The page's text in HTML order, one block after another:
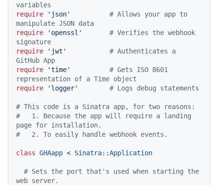
variables
require
'json'
# Allows your app to
manipulate JSON data
require
'openssl'
# Verifies the webhook
signature
require
'jwt'
# Authenticates a
GitHub App
require
'time'
# Gets ISO 8601
representation of a Time object
require
'logger' # Logs debug statements
# This code is a Sinatra app, for two reasons:
#   1. Because the app will require a landing
page for installation.
#   2. To easily handle webhook events.
class GHAapp < Sinatra::Application
# Sets the port that's used when starting the
web server.